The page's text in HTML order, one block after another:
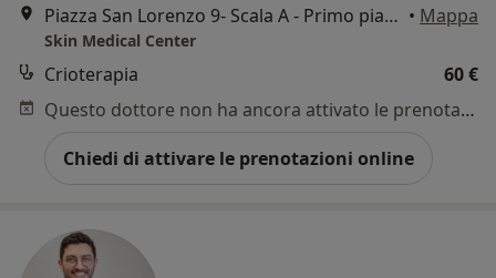
Piazza San Lorenzo 9- Scala A - Primo piano, Gallarate • Mappa
Skin Medical Center
Crioterapia
60 €
Questo dottore non ha ancora attivato le prenotazioni online presso questo indirizzo.
Chiedi di attivare le prenotazioni online